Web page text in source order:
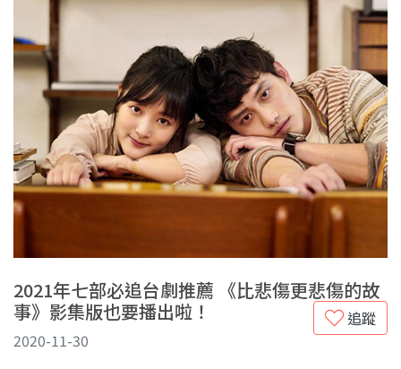
2021年七部必追台劇推薦 《比悲傷更悲傷的故
事》影集版也要播出啦！
追蹤
2020-11-30